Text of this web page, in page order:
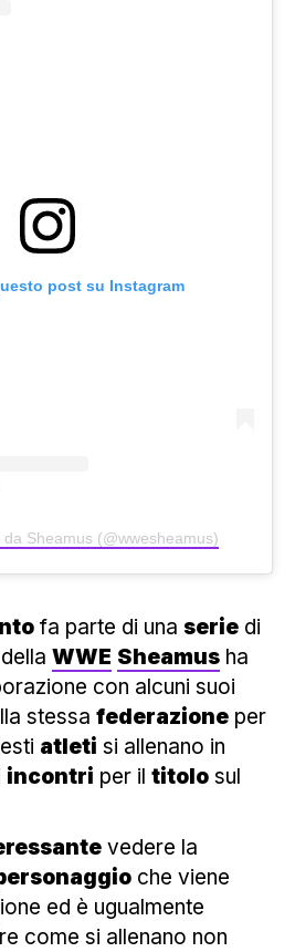
post su Instagram
Sheamus (@wwesheamus)
fa parte di una serie di
della WWE Sheamus ha
con alcuni suoi
stessa federazione per
atleti si allenano in
incontri per il titolo sul
vedere la
che viene
ed è ugualmente
come si allenano non